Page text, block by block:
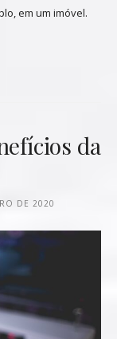
em um imóvel.
da
DE 2020